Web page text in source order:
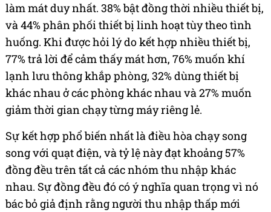
làm mát duy nhất. 38% bật đồng thời nhiều thiết bị,
và 44% phân phối thiết bị linh hoạt tùy theo tình
huống. Khi được hỏi lý do kết hợp nhiều thiết bị,
77% trả lời để cảm thấy mát hơn, 76% muốn khí
lạnh lưu thông khắp phòng, 32% dùng thiết bị
khác nhau ở các phòng khác nhau và 27% muốn
giảm thời gian chạy từng máy riêng lẻ.
Sự kết hợp phổ biến nhất là điều hòa chạy song
song với quạt điện, và tỷ lệ này đạt khoảng 57%
đồng đều trên tất cả các nhóm thu nhập khác
nhau. Sự đồng đều đó có ý nghĩa quan trọng vì nó
bác bỏ giả định rằng người thu nhập thấp mới